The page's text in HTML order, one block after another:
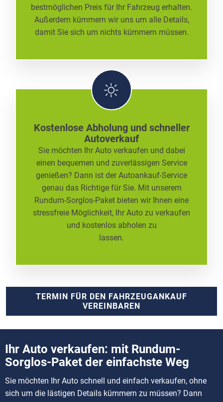
bestmöglichen Preis für Ihr Fahrzeug erhalten.
Außerdem kümmern wir uns um alle Details,
damit Sie sich um nichts kümmern müssen.
Kostenlose Abholung und schneller
Autoverkauf
Sie möchten Ihr Auto verkaufen und dabei
einen bequemen und zuverlässigen Service
genießen? Dann ist der Autoankauf-Service
genau das Richtige für Sie. Mit unserem
Rundum-Sorglos-Paket bieten wir Ihnen eine
stressfreie Möglichkeit, Ihr Auto zu verkaufen
und kostenlos abholen zu
lassen.
TERMIN FÜR DEN FAHRZEUGANKAUF
VEREINBAREN
Ihr Auto verkaufen: mit Rundum-
Sorglos-Paket der einfachste Weg
Sie möchten Ihr Auto schnell und einfach verkaufen, ohne
sich um die lästigen Details kümmern zu müssen? Dann